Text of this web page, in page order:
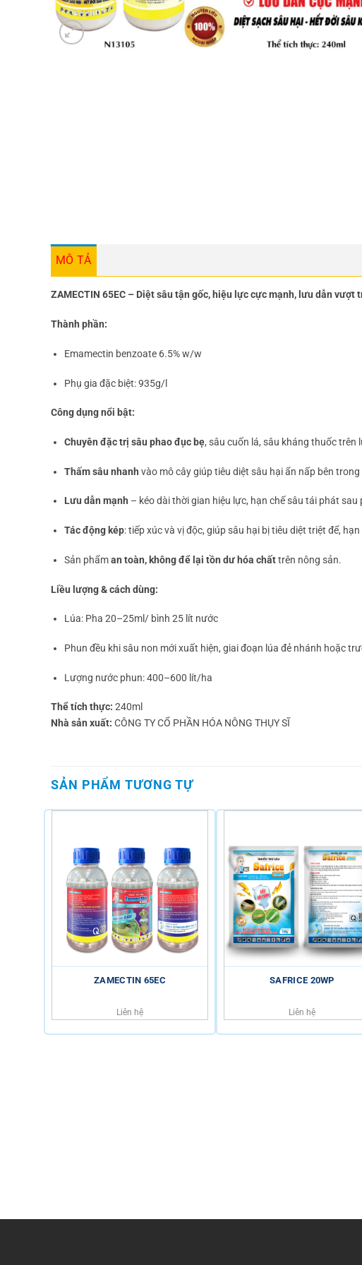
MÔ TẢ
ZAMECTIN 65EC – Diệt sâu tận gốc, hiệu lực cực mạnh, lưu dẫn vượt
Thành phần:
Emamectin benzoate 6.5% w/w
Phụ gia đặc biệt: 935g/l
Công dụng nổi bật:
Chuyên đặc trị sâu phao đục bẹ, sâu cuốn lá, sâu kháng thuốc trên
Thấm sâu nhanh vào mô cây giúp tiêu diệt sâu hại ẩn nấp bên
Lưu dẫn mạnh – kéo dài thời gian hiệu lực, hạn chế sâu tái phát sau
Tác động kép: tiếp xúc và vị độc, giúp sâu hại bị tiêu diệt triệt để,
Sản phẩman toàn, không để lại tồn dư hóa chấttrên nông sản.
Liều lượng & cách dùng:
Lúa: Pha 20–25ml/ bình 25 lít nước
Phun đều khi sâu non mới xuất hiện, giai đoạn lúa đẻ nhánh hoặc
Lượng nước phun: 400–600 lít/ha
Thể tích thực: 240ml
Nhà sản xuất: CÔNG TY CỔ PHẦN HÓA NÔNG THỤY SĨ
SẢN PHẨM TƯƠNG TỰ
ZAMECTIN 65EC
Liên hệ
SAFRICE 20WP
Liên hệ